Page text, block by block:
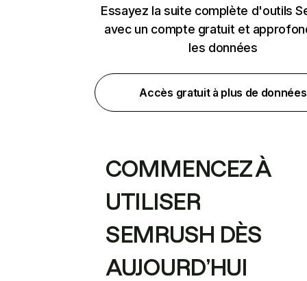
Essayez la suite complète d'outils
avec un compte gratuit et
les données
Accès gratuit à plus de données
COMMENCEZ À
UTILISER
SEMRUSH DÈS
AUJOURD’HUI